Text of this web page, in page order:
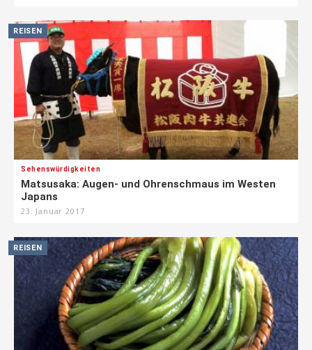
REISEN
Sehenswürdigkeiten
Matsusaka: Augen- und Ohrenschmaus im Westen
Japans
23. Januar 2017
REISEN